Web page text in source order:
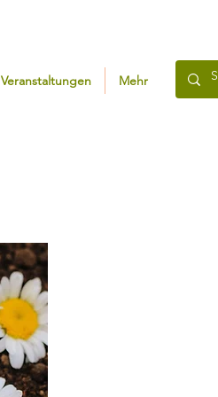
Veranstaltungen Mehr